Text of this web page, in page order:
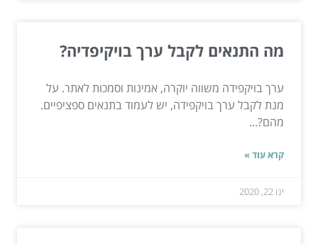
מה התנאים לקבל ערך בויקיפדיה?
ערך בויקפידה משווה יוקרה, אמינות וסמכות לאתר. על
מנת לקבל ערך בויקפידה, יש לעמוד בתנאים ספציפיים.
מהם?...
קרא עוד »
ינו 22, 2020